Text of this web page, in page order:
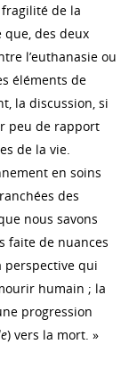
fragilité de la
des deux
l’euthanasie ou
éléments de
la discussion, si
peu de rapport
de la vie.
en soins
des
nous savons
faite de nuances
perspective qui
humain ; la
progression
) vers la mort. »